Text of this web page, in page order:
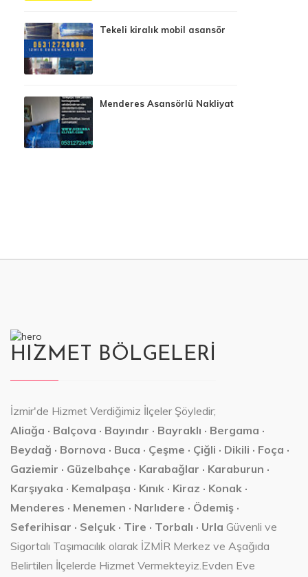
Tekeli kiralık mobil asansör
Menderes Asansörlü Nakliyat
HIZMET BÖLGELERİ
İzmir'de Hizmet Verdiğimiz İlçeler Şöyledir;
Aliağa · Balçova · Bayındır · Bayraklı · Bergama ·
Beydağ · Bornova · Buca · Çeşme · Çiğli · Dikili · Foça ·
Gaziemir · Güzelbahçe · Karabağlar · Karaburun ·
Karşıyaka · Kemalpaşa · Kınık · Kiraz · Konak ·
Menderes · Menemen · Narlıdere · Ödemiş ·
Seferihisar · Selçuk · Tire · Torbalı · Urla Güvenli ve
Sigortalı Taşımacılık olarak İZMİR Merkez ve Aşağıda
Belirtilen İlçelerde Hizmet Vermekteyiz.Evden Eve